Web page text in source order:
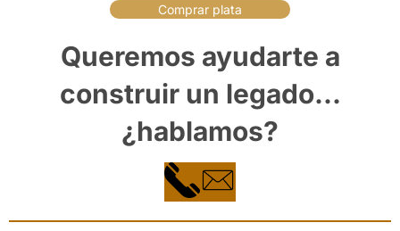
Comprar plata
Queremos ayudarte a
construir un legado…
¿hablamos?